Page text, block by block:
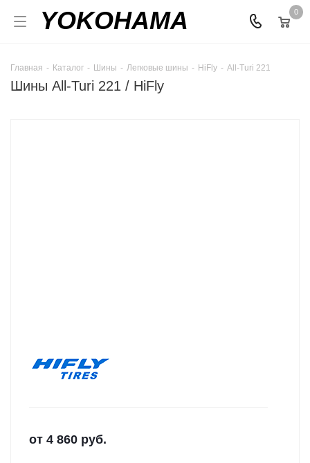
YOKOHAMA 0
Главная - Каталог - Шины - Легковые шины - HiFly - All-Turi 221
Шины All-Turi 221 / HiFly
от 4 860 руб.